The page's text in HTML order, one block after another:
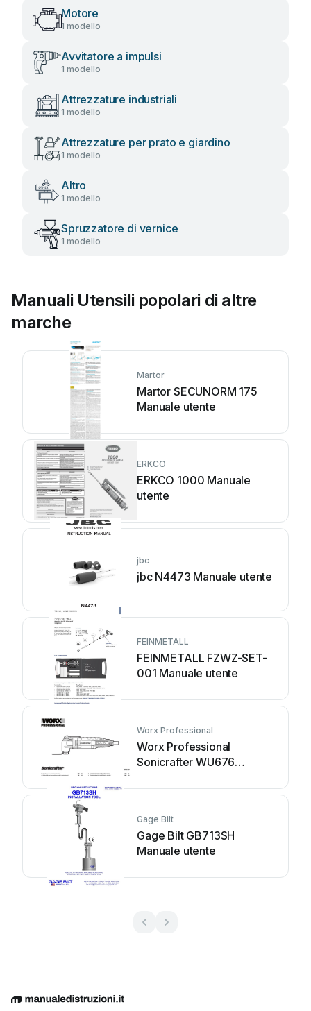
Motore
1 modello
Avvitatore a impulsi
1 modello
Attrezzature industriali
1 modello
Attrezzature per prato e giardino
1 modello
Altro
1 modello
Spruzzatore di vernice
1 modello
Manuali Utensili popolari di altre
marche
Martor
Martor SECUNORM 175
Manuale utente
ERKCO
ERKCO 1000 Manuale
utente
jbc
jbc N4473 Manuale utente
FEINMETALL
FEINMETALL FZWZ-SET-
001 Manuale utente
Worx Professional
Worx Professional
Sonicrafter WU676
Gage Bilt
Gage Bilt GB713SH
Manuale utente